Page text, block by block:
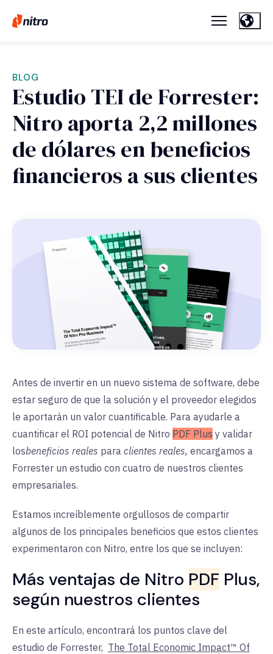
BLOG
Estudio TEI de Forrester:
Nitro aporta 2,2 millones
de dólares en beneficios
financieros a sus clientes
Antes de invertir en un nuevo sistema de software, debe
estar seguro de que la solución y el proveedor elegidos
le aportarán un valor cuantificable. Para ayudarle a
cuantificar el ROI potencial de Nitro PDF Plus y validar
losbeneficios reales para clientes reales, encargamos a
Forrester un estudio con cuatro de nuestros clientes
empresariales.
Estamos increíblemente orgullosos de compartir
algunos de los principales beneficios que estos clientes
experimentaron con Nitro, entre los que se incluyen:
Más ventajas de Nitro PDF Plus,
según nuestros clientes
En este artículo, encontrará los puntos clave del
estudio de Forrester, The Total Economic Impact™ Of